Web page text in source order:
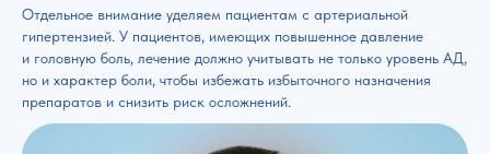
Отдельное внимание уделяем пациентам с артериальной
гипертензией. У пациентов, имеющих повышенное давление
и головную боль, лечение должно учитывать не только уровень АД,
но и характер боли, чтобы избежать избыточного назначения
препаратов и снизить риск осложнений.